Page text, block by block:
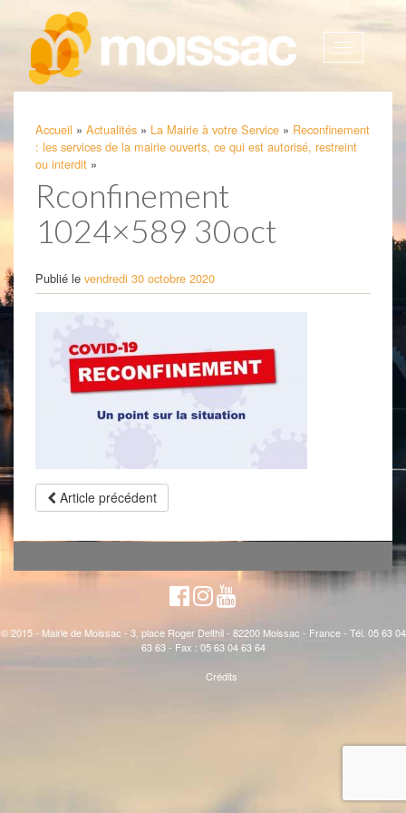
Afficher
Accueil » Actualités » La Mairie à votre Service » Reconfinement
: les services de la mairie ouverts, ce qui est autorisé, restreint
ou interdit »
Rconfinement
1024×589 30oct
Publié le vendredi 30 octobre 2020
Article précédent
© 2015 - Mairie de Moissac - 3, place Roger Delthil - 82200 Moissac - France - Tél. 05 63 04
63 63 - Fax : 05 63 04 63 64
Crédits